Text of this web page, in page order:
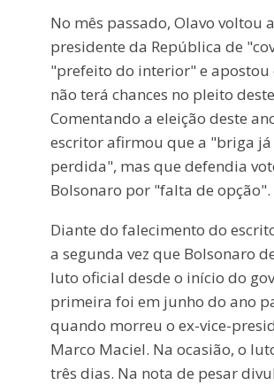
No mês passado, Olavo voltou
presidente da República de
"prefeito do interior" e apostou
não terá chances no pleito
Comentando a eleição deste
escritor afirmou que a "briga já
perdida", mas que defendia
Bolsonaro por "falta de opção".
Diante do falecimento do
a segunda vez que Bolsonaro
luto oficial desde o início do
primeira foi em junho do ano
quando morreu o ex-vice-
Marco Maciel. Na ocasião, o
três dias. Na nota de pesar